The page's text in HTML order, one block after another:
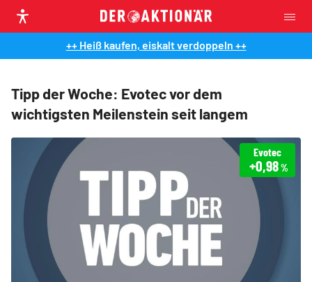
++ Heiß kaufen, eiskalt verdoppeln ++
Tipp der Woche: Evotec vor dem
wichtigsten Meilenstein seit langem
Evotec
+0,98%